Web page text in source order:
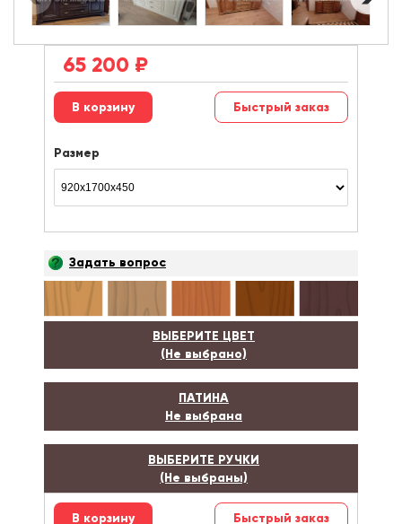
65 200 ₽
Быстрый заказ
Размер
Задать вопрос
ВЫБЕРИТЕ ЦВЕТ
(Не выбрано)
ПАТИНА
Не выбрана
ВЫБЕРИТЕ РУЧКИ
(Не выбраны)
Быстрый заказ